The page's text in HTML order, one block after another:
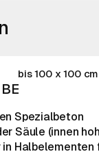
bis 100 x 100 cm
Spezialbeton
Säule (innen